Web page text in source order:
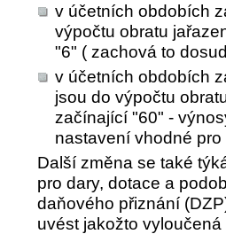
v účetních obdobích
výpočtu obratu
"6" ( zachová to
v účetních obdobích
jsou do výpočtu
začínající "60" -
nastavení vhodné pro
Další změna se také
pro dary, dotace a
daňového přiznání
uvést jakožto